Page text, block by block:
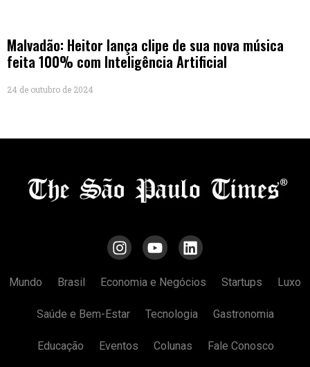
Malvadão: Heitor lança clipe de sua nova música
feita 100% com Inteligência Artificial
24 de outubro de 2024
Mundo Brasil Economia e Negócios Startups Luxo
Saúde e Bem-Estar Tecnologia Gastronomia
Educação Eventos Colunas Fale Conosco